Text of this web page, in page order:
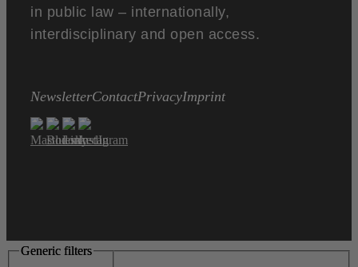
in public law – internationally,
interdisciplinary and open access.
NewsletterContactPrivacyImprint
Generic filters
Generic filters